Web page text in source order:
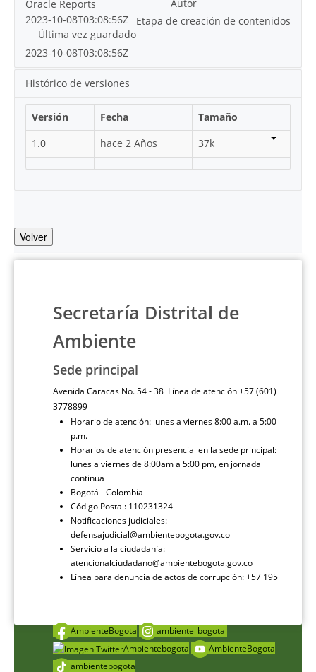
Autor
Oracle Reports
Etapa de creación de contenidos
2023-10-08T03:08:56Z
Última vez guardado
2023-10-08T03:08:56Z
Histórico de versiones
Versión Fecha
Tamaño
1.0
hace 2 Años 37k
Volver
Secretaría Distrital de
Ambiente
Sede principal
Avenida Caracas No. 54 - 38 Línea de atención +57 (601)
3778899
Horario de atención: lunes a viernes 8:00 a.m. a 5:00
p.m.
Horarios de atención presencial en la sede principal:
lunes a viernes de 8:00am a 5:00 pm, en jornada
continua
Bogotá - Colombia
Código Postal: 110231324
Notificaciones judiciales:
defensajudicial@ambientebogota.gov.co
Servicio a la ciudadanía:
atencionalciudadano@ambientebogota.gov.co
Línea para denuncia de actos de corrupción: +57 195
AmbienteBogota
ambiente_bogota
Ambientebogota
AmbienteBogota
ambientebogota